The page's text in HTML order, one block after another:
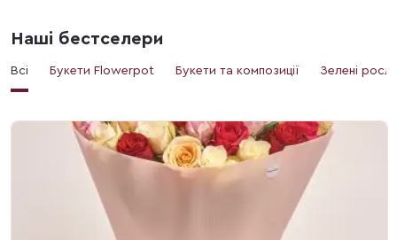
Наші бестселери
Всі Букети Flowerpot Букети та композиції Зелені